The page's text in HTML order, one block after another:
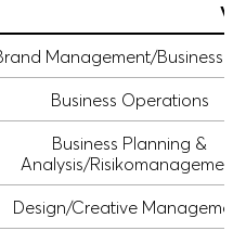
Management/Business
Business Operations
Business Planning &
Analysis/Risikomanagement
Design/Creative Management